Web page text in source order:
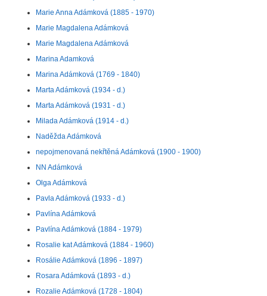
Marie Anna Adámková (1885 - 1970)
Marie Magdalena Adámková
Marie Magdalena Adámková
Marina Adamková
Marina Adámková (1769 - 1840)
Marta Adámková (1934 - d.)
Marta Adámková (1931 - d.)
Milada Adámková (1914 - d.)
Naděžda Adámková
nepojmenovaná nekřtěná Adámková (1900 - 1900)
NN Adámková
Olga Adámková
Pavla Adámková (1933 - d.)
Pavlína Adámková
Pavlína Adámková (1884 - 1979)
Rosalie kat Adámková (1884 - 1960)
Rosálie Adámková (1896 - 1897)
Rosara Adámková (1893 - d.)
Rozalie Adámková (1728 - 1804)